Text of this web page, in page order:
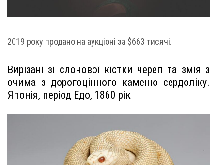
2019 року продано на аукціоні за $663 тисячі.
Вирізані зі слонової кістки череп та змія з
очима з дорогоцінного каменю сердоліку.
Японія, період Едо, 1860 рік